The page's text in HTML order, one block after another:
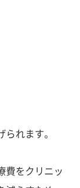
れます。
費をクリニッ